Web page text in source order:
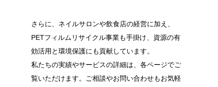
さらに、ネイルサロンや飲食店の経営に加え、
PETフィルムリサイクル事業も手掛け、資源の有
効活用と環境保護にも貢献しています。
私たちの実績やサービスの詳細は、各ページでご
覧いただけます。ご相談やお問い合わせもお気軽